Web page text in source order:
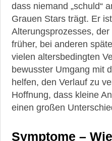
dass niemand „schuld“
Grauen Stars trägt. Er
Alterungsprozesses,
früher, bei anderen
vielen altersbedingten
bewusster Umgang mit
helfen, den Verlauf zu
Hoffnung, dass kleine
einen großen
Symptome –